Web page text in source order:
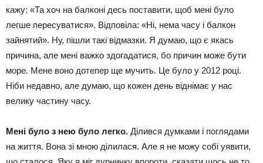
кажу: «Та хоч на балконі десь поставити, щоб мені було
легше пересуватися». Відповіла: «Ні, нема часу і балкон
зайнятий». Ну, пішли такі відмазки. Я думаю, що є якась
причина, але мені важко здогадатися, бо причин може бути
море. Мене воно дотепер ще мучить. Це було у 2012 році.
Ніби недавно, але думаю, що кожен день віднімає у нас
велику частину часу.
Мені було з нею було легко. Ділився думками і поглядами
на життя. Вона зі мною ділилася. Але я не можу собі уявити,